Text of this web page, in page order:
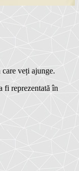
care veți ajunge.
fi reprezentată în